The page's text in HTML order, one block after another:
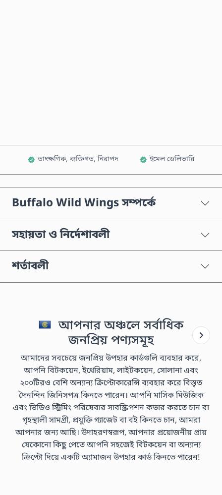
তাৎক্ষণিক, ব্যক্তিগত, নিরাপদ ইমেল ডেলিভারি
Buffalo Wild Wings সম্পর্কে
সহায়তা ও নির্দেশাবলী
শর্তাবলী
আপনার অঞ্চলে সর্বাধিক
জনপ্রিয় পণ্যসমূহ
আমাদের সবচেয়ে জনপ্রিয় উপহার কার্ডগুলি ব্যবহার করে,
আপনি বিটকয়েন, ইথেরিয়াম, লাইটকয়েন, সোলানা এবং
২০০টিরও বেশি অন্যান্য ক্রিপ্টোকারেন্সি ব্যবহার করে বিস্তৃত
দৈনন্দিন জিনিসপত্র কিনতে পারেন। আপনি মাসিক মিউজিক
এবং ভিডিও স্ট্রিমিং পরিষেবার সাবস্ক্রিপশন কভার করতে চান বা
গৃহস্থালী সামগ্রী, প্রযুক্তি গ্যাজেট বা বই কিনতে চান, আমরা
আপনার জন্য আছি। উদাহরণস্বরূপ, আপনার প্রয়োজনীয় প্রায়
যেকোনো কিছু পেতে আপনি সহজেই বিটকয়েন বা অন্যান্য
ক্রিপ্টো দিয়ে একটি অ্যামাজন উপহার কার্ড কিনতে পারেন!